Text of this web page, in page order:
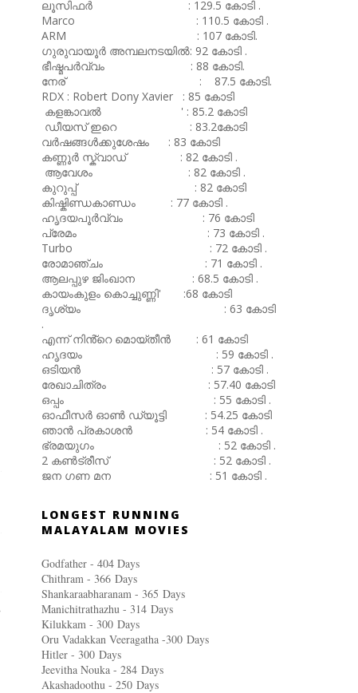
ലൂസിഫർ : 129.5 കോടി .
Marco : 110.5 കോടി .
ARM : 107 കോടി.
ഗുരുവായൂർ അമ്പലനടയിൽ: 92 കോടി .
ഭീഷ്മപർവ്വം : 88 കോടി.
നേര് : 87.5 കോടി.
RDX : Robert Dony Xavier : 85 കോടി
കളങ്കാവൽ ' : 85.2 കോടി
ഡീയസ് ഇറെ : 83.2കോടി
വർഷങ്ങൾക്കുശേഷം : 83 കോടി
കണ്ണൂർ സ്ക്വാഡ് : 82 കോടി .
ആവേശം : 82 കോടി .
കുറുപ്പ് : 82 കോടി
കിഷ്കിണ്ഡകാണ്ഡം : 77 കോടി .
ഹൃദയപൂർവ്വം : 76 കോടി
പ്രേമം : 73 കോടി .
Turbo : 72 കോടി .
രോമാഞ്ചം : 71 കോടി .
ആലപ്പുഴ ജിംഖാന : 68.5 കോടി .
കായംകുളം കൊച്ചുണ്ണി' :68 കോടി
ദൃശ്യം : 63 കോടി
.
എന്ന് നിൻ്റെ മൊയ്തീൻ : 61 കോടി
ഹൃദയം : 59 കോടി .
ഒടിയൻ : 57 കോടി .
രേഖാചിത്രം : 57.40 കോടി
ഒപ്പം : 55 കോടി .
ഓഫീസർ ഓൺ ഡ്യൂട്ടി : 54.25 കോടി
ഞാൻ പ്രകാശൻ : 54 കോടി .
ഭ്രമയുഗം : 52 കോടി .
2 കൺട്രീസ് : 52 കോടി .
ജന ഗണ മന : 51 കോടി .
LONGEST RUNNING
MALAYALAM MOVIES
Godfather - 404 Days
Chithram - 366 Days
Shankaraabharanam - 365 Days
Manichitrathazhu - 314 Days
Kilukkam - 300 Days
Oru Vadakkan Veeragatha -300 Days
Hitler - 300 Days
Jeevitha Nouka - 284 Days
Akashadoothu - 250 Days